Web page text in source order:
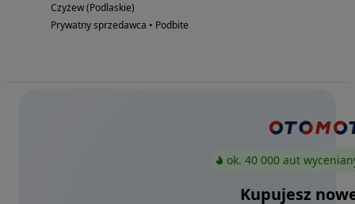
Czyżew (Podlaskie)
Prywatny sprzedawca • Podbite
ok. 40 000 aut
Kupujesz